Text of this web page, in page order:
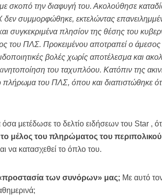
σκοπό την διαφυγή του. Ακολούθησε
συμμορφώθηκε, εκτελώντας
συγκεκριμένα πλησίον της θέσης του
του ΠΛΣ. Προκειμένου αποτραπεί ο άμεσος
βολές χωρίς αποτέλεσμα και
του ταχυπλόου. Κατόπιν της
πλήρωμα του ΠΛΣ, όπου και διαπιστώθηκε
μετέδωσε το δελτίο ειδήσεων του Star ,
μέλος του πληρώματος του περιπολικού
να κατασχεθεί το όπλο του.
«προστασία των συνόρων» μας; Με αυτό